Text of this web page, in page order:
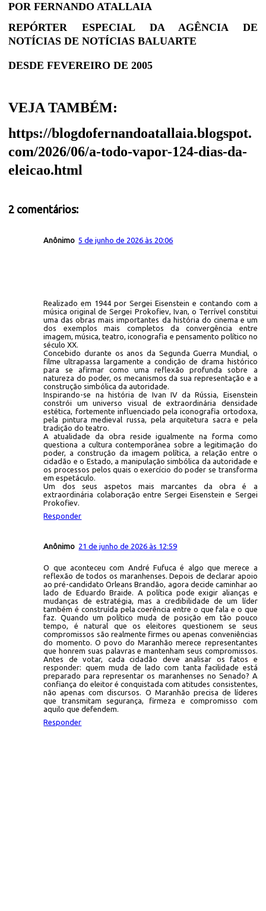
POR FERNANDO ATALLAIA
REPÓRTER ESPECIAL DA AGÊNCIA DE
NOTÍCIAS DE NOTÍCIAS BALUARTE
DESDE FEVEREIRO DE 2005
VEJA TAMBÉM:
https://blogdofernandoatallaia.blogspot.
com/2026/06/a-todo-vapor-124-dias-da-
eleicao.html
2 comentários:
Anônimo 5 de junho de 2026 às 20:06
Realizado em 1944 por Sergei Eisenstein e contando com a
música original de Sergei Prokofiev, Ivan, o Terrível constitui
uma das obras mais importantes da história do cinema e um
dos exemplos mais completos da convergência entre
imagem, música, teatro, iconografia e pensamento político no
século XX.
Concebido durante os anos da Segunda Guerra Mundial, o
filme ultrapassa largamente a condição de drama histórico
para se afirmar como uma reflexão profunda sobre a
natureza do poder, os mecanismos da sua representação e a
construção simbólica da autoridade.
Inspirando-se na história de Ivan IV da Rússia, Eisenstein
constrói um universo visual de extraordinária densidade
estética, fortemente influenciado pela iconografia ortodoxa,
pela pintura medieval russa, pela arquitetura sacra e pela
tradição do teatro.
A atualidade da obra reside igualmente na forma como
questiona a cultura contemporânea sobre a legitimação do
poder, a construção da imagem política, a relação entre o
cidadão e o Estado, a manipulação simbólica da autoridade e
os processos pelos quais o exercício do poder se transforma
em espetáculo.
Um dos seus aspetos mais marcantes da obra é a
extraordinária colaboração entre Sergei Eisenstein e Sergei
Prokofiev.
Responder
Anônimo 21 de junho de 2026 às 12:59
O que aconteceu com André Fufuca é algo que merece a
reflexão de todos os maranhenses. Depois de declarar apoio
ao pré-candidato Orleans Brandão, agora decide caminhar ao
lado de Eduardo Braide. A política pode exigir alianças e
mudanças de estratégia, mas a credibilidade de um líder
também é construída pela coerência entre o que fala e o que
faz. Quando um político muda de posição em tão pouco
tempo, é natural que os eleitores questionem se seus
compromissos são realmente firmes ou apenas conveniências
do momento. O povo do Maranhão merece representantes
que honrem suas palavras e mantenham seus compromissos.
Antes de votar, cada cidadão deve analisar os fatos e
responder: quem muda de lado com tanta facilidade está
preparado para representar os maranhenses no Senado? A
confiança do eleitor é conquistada com atitudes consistentes,
não apenas com discursos. O Maranhão precisa de líderes
que transmitam segurança, firmeza e compromisso com
aquilo que defendem.
Responder